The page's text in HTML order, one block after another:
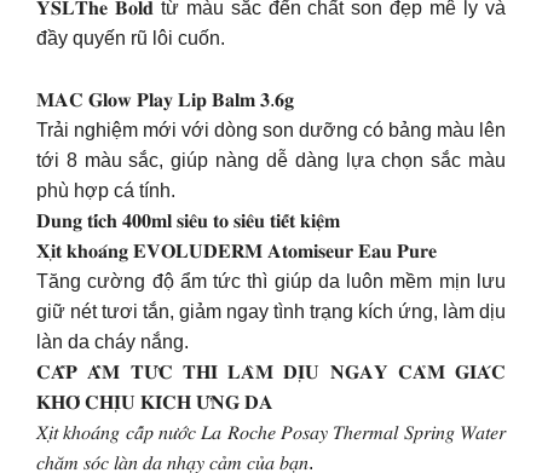
𝐘𝐒𝐋𝐓𝐡𝐞 𝐁𝐨𝐥𝐝 từ màu sắc đến chất son đẹp mê ly và
đầy quyến rũ lôi cuốn.
𝐌𝐀𝐂 𝐆𝐥𝐨𝐰 𝐏𝐥𝐚𝐲 𝐋𝐢𝐩 𝐁𝐚𝐥𝐦 𝟑.𝟔𝐠
Trải nghiệm mới với dòng son dưỡng có bảng màu lên
tới 8 màu sắc, giúp nàng dễ dàng lựa chọn sắc màu
phù hợp cá tính.
𝐃𝐮𝐧𝐠 𝐭𝐢́𝐜𝐡 𝟒𝟎𝟎𝐦𝐥 𝐬𝐢𝐞̂𝐮 𝐭𝐨 𝐬𝐢𝐞̂𝐮 𝐭𝐢𝐞̂́𝐭 𝐤𝐢𝐞̣̂𝐦
𝐗𝐢̣𝐭 𝐤𝐡𝐨𝐚́𝐧𝐠 𝐄𝐕𝐎𝐋𝐔𝐃𝐄𝐑𝐌 𝐀𝐭𝐨𝐦𝐢𝐬𝐞𝐮𝐫 𝐄𝐚𝐮 𝐏𝐮𝐫𝐞
Tăng cường độ ẩm tức thì giúp da luôn mềm mịn lưu
giữ nét tươi tắn, giảm ngay tình trạng kích ứng, làm dịu
làn da cháy nắng.
𝐂𝐀̂́𝐏 𝐀̂̉𝐌 𝐓𝐔̛́𝐂 𝐓𝐇𝐈̀ 𝐋𝐀̀𝐌 𝐃𝐈̣𝐔 𝐍𝐆𝐀𝐘 𝐂𝐀̉𝐌 𝐆𝐈𝐀́𝐂
𝐊𝐇𝐎́ 𝐂𝐇𝐈̣𝐔 𝐊𝐈́𝐂𝐇 𝐔̛́𝐍𝐆 𝐃𝐀
𝑋𝑖̣𝑡 𝑘ℎ𝑜𝑎́𝑛𝑔 𝑐𝑎̂́𝑝 𝑛𝑢̛𝑜̛́𝑐 𝐿𝑎 𝑅𝑜𝑐ℎ𝑒 𝑃𝑜𝑠𝑎𝑦 𝑇ℎ𝑒𝑟𝑚𝑎𝑙 𝑆𝑝𝑟𝑖𝑛𝑔 𝑊𝑎𝑡𝑒𝑟
𝑐ℎ𝑎̆𝑚 𝑠𝑜́𝑐 𝑙𝑎̀𝑛 𝑑𝑎 𝑛ℎ𝑎̣𝑦 𝑐𝑎̉𝑚 𝑐𝑢̉𝑎 𝑏𝑎̣𝑛.